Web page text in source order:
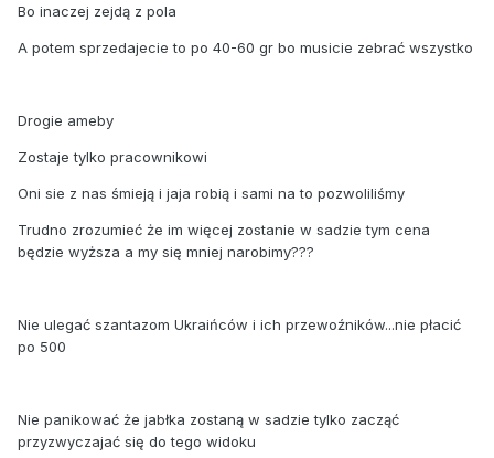
Bo inaczej zejdą z pola
A potem sprzedajecie to po 40-60 gr bo musicie zebrać wszystko
Drogie ameby
Zostaje tylko pracownikowi
Oni sie z nas śmieją i jaja robią i sami na to pozwoliliśmy
Trudno zrozumieć że im więcej zostanie w sadzie tym cena
będzie wyższa a my się mniej narobimy???
Nie ulegać szantazom Ukraińców i ich przewoźników...nie płacić
po 500
Nie panikować że jabłka zostaną w sadzie tylko zacząć
przyzwyczajać się do tego widoku